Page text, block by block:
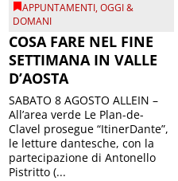
APPUNTAMENTI,OGGI &
DOMANI
COSA FARE NEL FINE
SETTIMANA IN VALLE
D’AOSTA
SABATO 8 AGOSTO ALLEIN –
All’area verde Le Plan-de-
Clavel prosegue “ItinerDante”,
le letture dantesche, con la
partecipazione di Antonello
Pistritto (...